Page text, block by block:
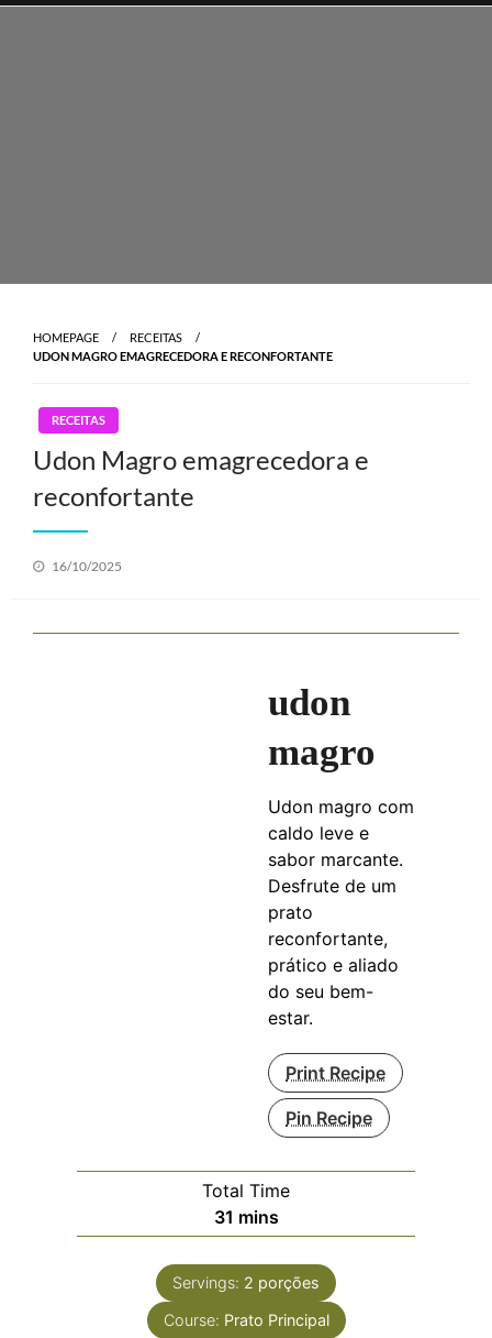
Skip
HOMEPAGE
RECEITAS
UDON MAGRO EMAGRECEDORA E RECONFORTANTE
RECEITAS
Udon Magro emagrecedora e
reconfortante
Posted
16/10/2025
udon
magro
Udon magro com
caldo leve e
sabor marcante.
Desfrute de um
prato
reconfortante,
prático e aliado
do seu bem-
estar.
Print Recipe
Pin Recipe
Total Time
31 minutes
mins
Servings: 2 porções
Course: Prato Principal